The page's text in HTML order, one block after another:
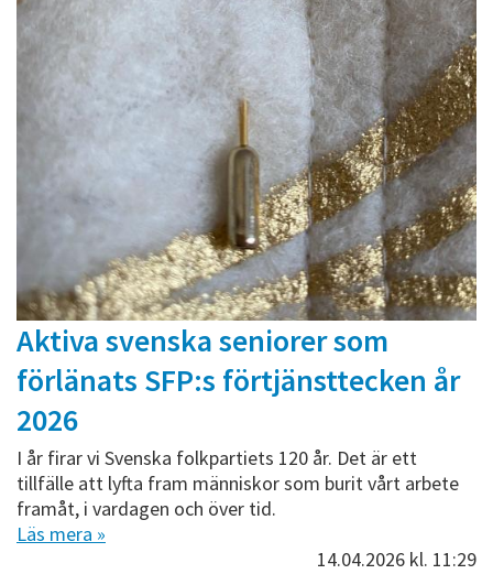
Aktiva svenska seniorer som
förlänats SFP:s förtjänsttecken år
2026
I år firar vi Svenska folkpartiets 120 år. Det är ett
tillfälle att lyfta fram människor som burit vårt arbete
framåt, i vardagen och över tid.
Läs mera »
14.04.2026 kl. 11:29